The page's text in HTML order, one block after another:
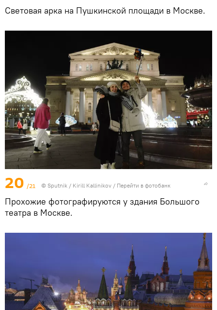
Световая арка на Пушкинской площади в Москве.
20 /21 © Sputnik / Kirill Kallinikov / Перейти в фотобанк
Прохожие фотографируются у здания Большого
театра в Москве.